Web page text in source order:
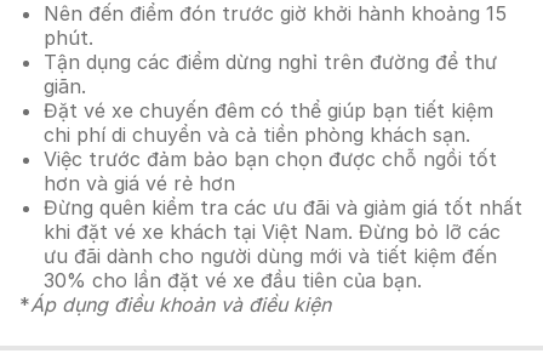
Nên đến điểm đón trước giờ khởi hành khoảng 15
phút.
Tận dụng các điểm dừng nghỉ trên đường để thư
giãn.
Đặt vé xe chuyến đêm có thể giúp bạn tiết kiệm
chi phí di chuyển và cả tiền phòng khách sạn.
Việc trước đảm bảo bạn chọn được chỗ ngồi tốt
hơn và giá vé rẻ hơn
Đừng quên kiểm tra các ưu đãi và giảm giá tốt nhất
khi đặt vé xe khách tại Việt Nam. Đừng bỏ lỡ các
ưu đãi dành cho người dùng mới và tiết kiệm đến
30% cho lần đặt vé xe đầu tiên của bạn.
*Áp dụng điều khoản và điều kiện